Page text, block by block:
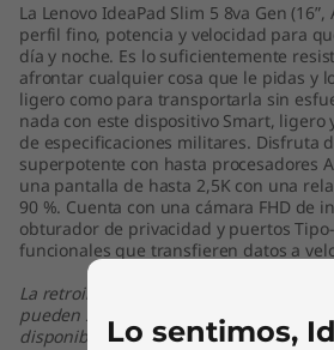
La Lenovo IdeaPad Slim 5 8va Gen
perfil fino, potencia y velocidad para
día y noche. Es lo suficientemente
afrontar cualquier cosa que le pidas y
ligero como para transportarla sin
nada con este dispositivo Smart, ligero
de especificaciones militares. Disfruta
superpotente con hasta procesadores
una pantalla de hasta 2,5K con una
90 %. Cuenta con una cámara FHD de
obturador de privacidad y puertos
funcionales que transfieren datos a
La retroiluminación del teclado y
pueden ser opcionales o variar; colores
disponibilidadLo sentimos,